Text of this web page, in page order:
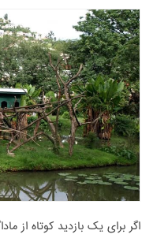
اگر برای یک بازدید کوتاه از